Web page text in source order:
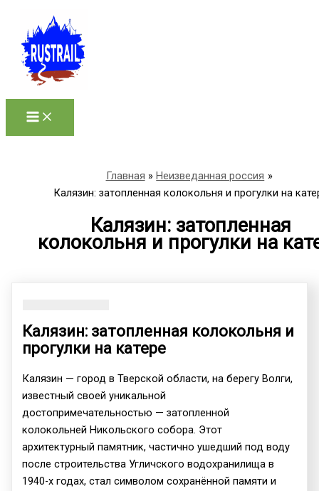
содержимому
Главная
Неизведанная россия
Калязин: затопленная колокольня и прогулки на
Калязин: затопленная
колокольня и прогулки на
Калязин: затопленная колокольня и
прогулки на катере
Калязин — город в Тверской области, на берегу Волги,
известный своей уникальной
достопримечательностью — затопленной
колокольней Никольского собора. Этот
архитектурный памятник, частично ушедший под воду
после строительства Угличского водохранилища в
1940-х годах, стал символом сохранённой памяти и